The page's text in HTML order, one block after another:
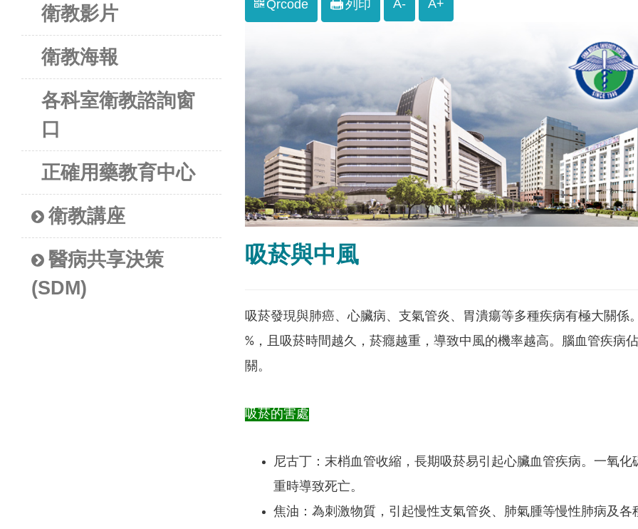
衛教影片
衛教海報
各科室衛教諮詢窗
口
正確用藥教育中心
衛教講座
醫病共享決策
(SDM)
Qrcode 列印 A- A+
吸菸與中風
吸菸發現與肺癌、心臟病、支氣管炎、胃潰瘍等多種疾病有極大關係
%，且吸菸時間越久，菸癮越重，導致中風的機率越高。腦血管疾病
關。
吸菸的害處
尼古丁：末梢血管收縮，長期吸菸易引起心臟血管疾病。一氧
重時導致死亡。
焦油：為刺激物質，引起慢性支氣管炎、肺氣腫等慢性肺病及各